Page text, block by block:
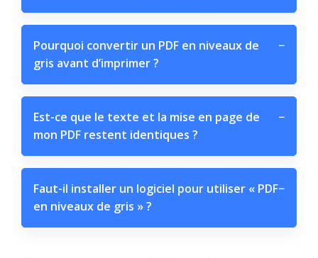
Pourquoi convertir un PDF en niveaux de
gris avant d’imprimer ?
−
Est-ce que le texte et la mise en page de
mon PDF restent identiques ?
−
Faut-il installer un logiciel pour utiliser « PDF
en niveaux de gris » ?
−